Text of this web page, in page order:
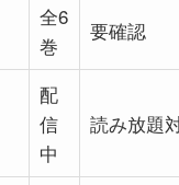
全6
巻
要確認
配
信
中
読み放題